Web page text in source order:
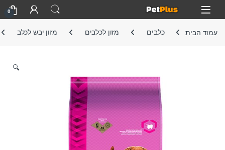
Skip to navigation
Skip to content
Open
0
עמוד הבית כלבים מזון לכלבים מזון יבש לכלב
🔍